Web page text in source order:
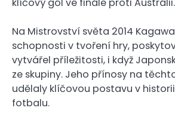
Na Mistrovství světa 2014
schopnosti v tvoření hry,
vytvářel příležitosti, i když
ze skupiny. Jeho přínosy na
udělaly klíčovou postavu v
fotbalu.